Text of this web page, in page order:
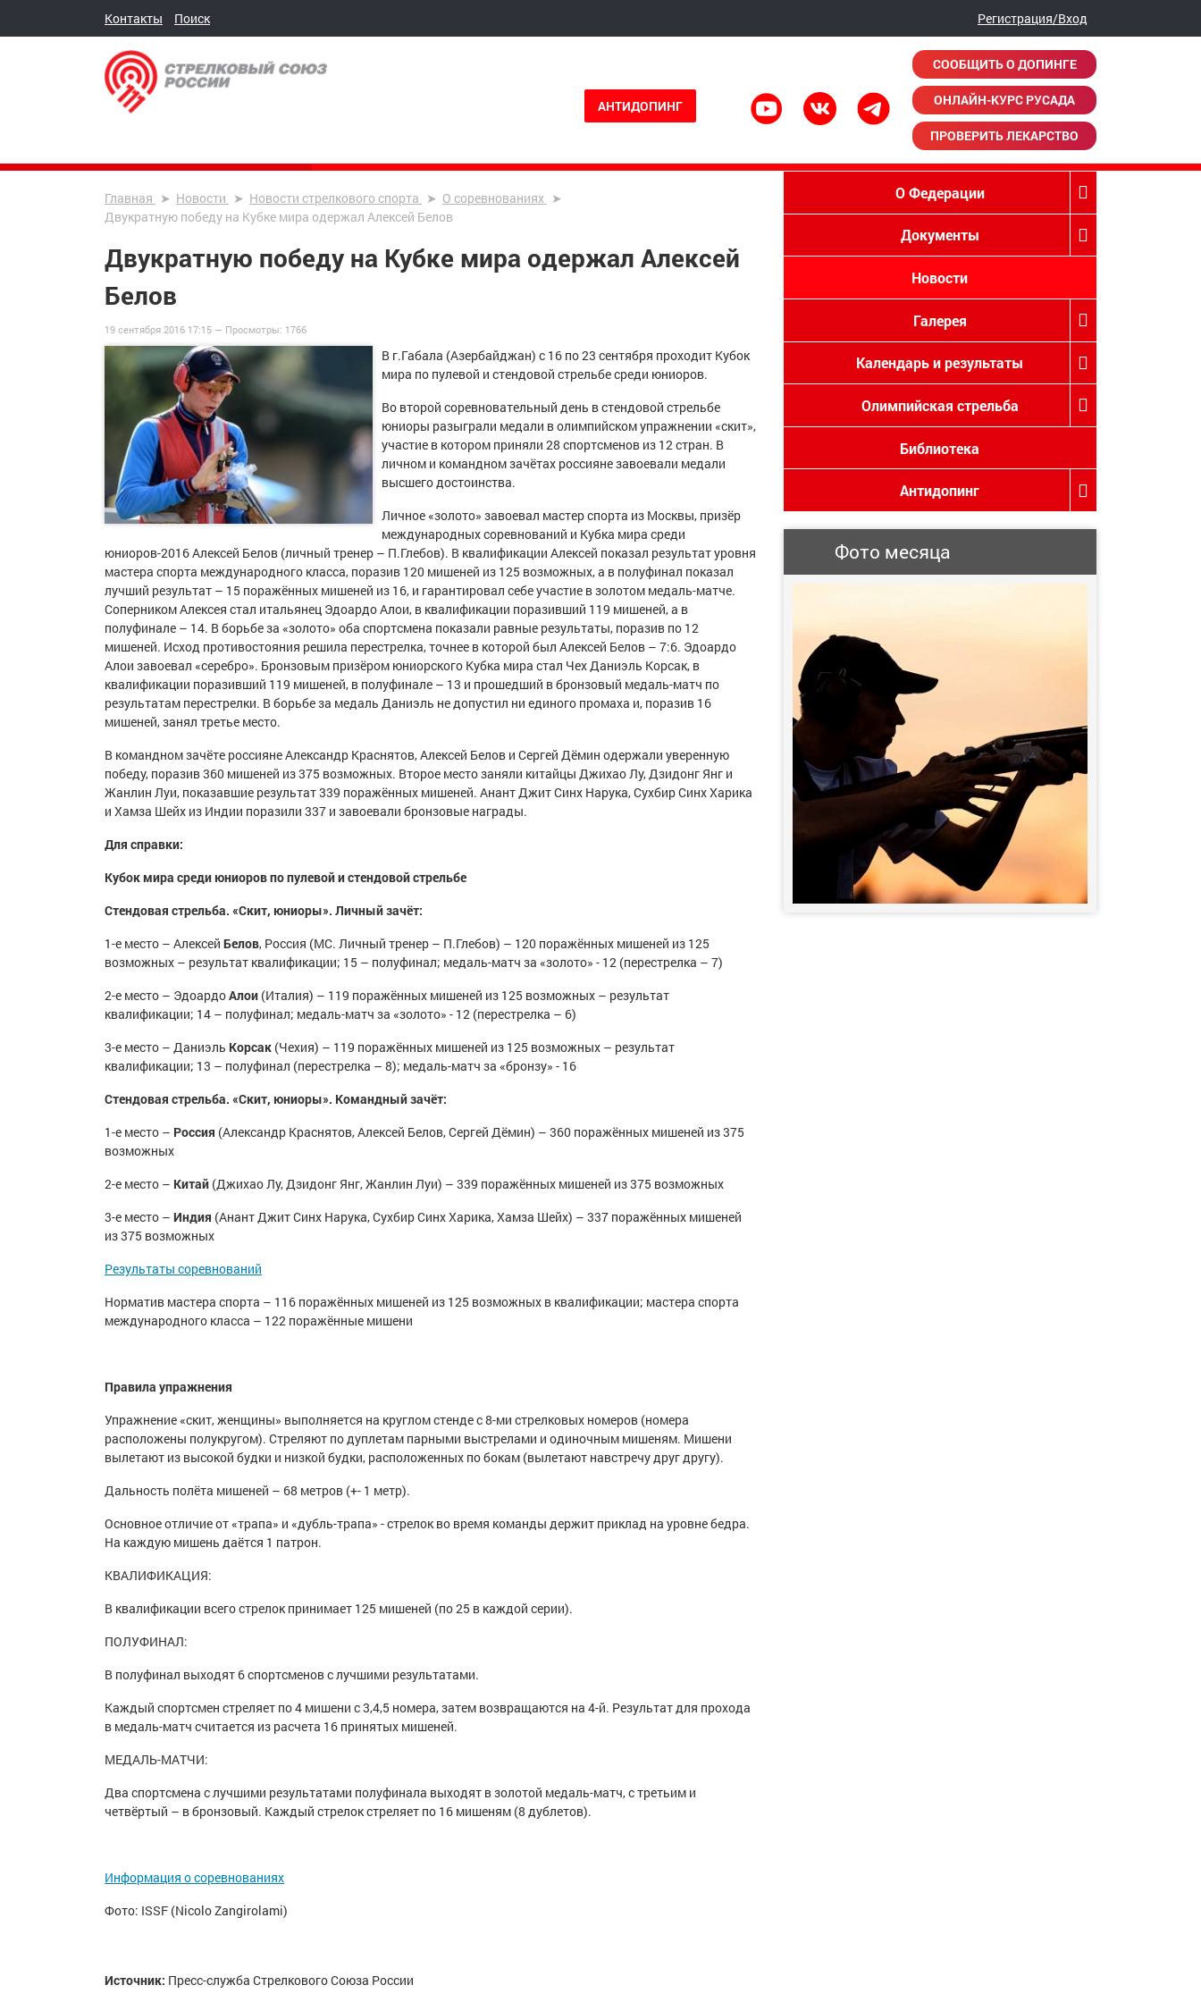
Контакты Поиск Регистрация/Вход
АНТИДОПИНГ
СООБЩИТЬ О ДОПИНГЕ
ОНЛАЙН-КУРС РУСАДА
ПРОВЕРИТЬ ЛЕКАРСТВО
Главная Новости Новости стрелкового спорта
О соревнованиях
Двукратную победу на Кубке мира одержал Алексей Белов
Двукратную победу на Кубке мира одержал Алексей
Белов
19 сентября 2016 17:15 — Просмотры: 1766
В г.Габала (Азербайджан) с 16 по 23 сентября проходит Кубок
мира по пулевой и стендовой стрельбе среди юниоров.
Во второй соревновательный день в стендовой стрельбе
юниоры разыграли медали в олимпийском упражнении «скит»,
участие в котором приняли 28 спортсменов из 12 стран. В
личном и командном зачётах россияне завоевали медали
высшего достоинства.
Личное «золото» завоевал мастер спорта из Москвы, призёр
международных соревнований и Кубка мира среди
юниоров-2016 Алексей Белов (личный тренер – П.Глебов). В квалификации Алексей показал результат уровня
мастера спорта международного класса, поразив 120 мишеней из 125 возможных, а в полуфинал показал
лучший результат – 15 поражённых мишеней из 16, и гарантировал себе участие в золотом медаль-матче.
Соперником Алексея стал итальянец Эдоардо Алои, в квалификации поразивший 119 мишеней, а в
полуфинале – 14. В борьбе за «золото» оба спортсмена показали равные результаты, поразив по 12
мишеней. Исход противостояния решила перестрелка, точнее в которой был Алексей Белов – 7:6. Эдоардо
Алои завоевал «серебро». Бронзовым призёром юниорского Кубка мира стал Чех Даниэль Корсак, в
квалификации поразивший 119 мишеней, в полуфинале – 13 и прошедший в бронзовый медаль-матч по
результатам перестрелки. В борьбе за медаль Даниэль не допустил ни единого промаха и, поразив 16
мишеней, занял третье место.
В командном зачёте россияне Александр Краснятов, Алексей Белов и Сергей Дёмин одержали уверенную
победу, поразив 360 мишеней из 375 возможных. Второе место заняли китайцы Джихао Лу, Дзидонг Янг и
Жанлин Луи, показавшие результат 339 поражённых мишеней. Анант Джит Синх Нарука, Сухбир Синх Харика
и Хамза Шейх из Индии поразили 337 и завоевали бронзовые награды.
Для справки:
Кубок мира среди юниоров по пулевой и стендовой стрельбе
Стендовая стрельба. «Скит, юниоры». Личный зачёт:
1-е место – Алексей Белов, Россия (МС. Личный тренер – П.Глебов) – 120 поражённых мишеней из 125
возможных – результат квалификации; 15 – полуфинал; медаль-матч за «золото» - 12 (перестрелка – 7)
2-е место – ЭдоардоАлои (Италия) – 119 поражённых мишеней из 125 возможных – результат
квалификации; 14 – полуфинал; медаль-матч за «золото» - 12 (перестрелка – 6)
3-е место – Даниэль Корсак (Чехия) – 119 поражённых мишеней из 125 возможных – результат
квалификации; 13 – полуфинал (перестрелка – 8); медаль-матч за «бронзу» - 16
Стендовая стрельба. «Скит, юниоры». Командный зачёт:
1-е место – Россия (Александр Краснятов, Алексей Белов, Сергей Дёмин) – 360 поражённых мишеней из 375
возможных
2-е место – Китай (Джихао Лу, Дзидонг Янг, Жанлин Луи) – 339 поражённых мишеней из 375 возможных
3-е место – Индия (Анант Джит Синх Нарука, Сухбир Синх Харика, Хамза Шейх) – 337 поражённых мишеней
из 375 возможных
Результаты соревнований
Норматив мастера спорта – 116 поражённых мишеней из 125 возможных в квалификации; мастера спорта
международного класса – 122 поражённые мишени
Правила упражнения
Упражнение «скит, женщины» выполняется на круглом стенде с 8-ми стрелковых номеров (номера
расположены полукругом). Стреляют по дуплетам парными выстрелами и одиночным мишеням. Мишени
вылетают из высокой будки и низкой будки, расположенных по бокам (вылетают навстречу друг другу).
Дальность полёта мишеней – 68 метров (+- 1 метр).
Основное отличие от «трапа» и «дубль-трапа» - стрелок во время команды держит приклад на уровне бедра.
На каждую мишень даётся 1 патрон.
КВАЛИФИКАЦИЯ:
В квалификации всего стрелок принимает 125 мишеней (по 25 в каждой серии).
ПОЛУФИНАЛ:
В полуфинал выходят 6 спортсменов с лучшими результатами.
Каждый спортсмен стреляет по 4 мишени с 3,4,5 номера, затем возвращаются на 4-й. Результат для прохода
в медаль-матч считается из расчета 16 принятых мишеней.
МЕДАЛЬ-МАТЧИ:
Два спортсмена с лучшими результатами полуфинала выходят в золотой медаль-матч, с третьим и
четвёртый – в бронзовый. Каждый стрелок стреляет по 16 мишеням (8 дублетов).
Информация о соревнованиях
Фото: ISSF (Nicolo Zangirolami)
Источник: Пресс-служба Стрелкового Союза России
О Федерации
Документы
Новости
Галерея
Календарь и результаты
Олимпийская стрельба
Библиотека
Антидопинг
Фото месяца